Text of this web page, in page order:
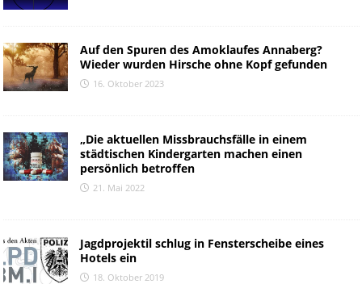
Auf den Spuren des Amoklaufes Annaberg?
Wieder wurden Hirsche ohne Kopf gefunden
16. Oktober 2023
„Die aktuellen Missbrauchsfälle in einem
städtischen Kindergarten machen einen
persönlich betroffen
21. Mai 2022
Jagdprojektil schlug in Fensterscheibe eines
Hotels ein
18. Oktober 2019